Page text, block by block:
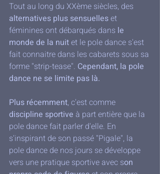
Tout au long du XXème siècles, des
alternatives plus sensuelles et
féminines ont débarqués dans le
monde de la nuit et le pole dance s'est
fait connaitre dans les cabarets sous sa
forme "strip-tease". Cependant, la pole
dance ne se limite pas là.
Plus récemment, c'est comme
discipline sportive à part entière que la
pole dance fait parler d'elle. En
s'inspirant de son passé "Pigale", la
pole dance de nos jours se développe
vers une pratique sportive avec son